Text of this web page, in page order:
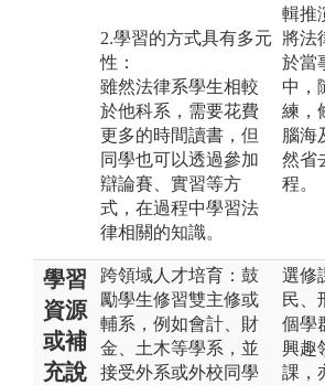
2.學習的方式具有多元
性：
雖然法律系學生相較
於他科系，需要花費
更多的時間讀書，但
同學也可以透過參加
辯論賽、實習等方
式，在過程中學習法
律相關的知識。
輯推
將法
於當
中，
練，
腦海
然省
程。
學習
資源
或補
充說
跨領域人才培育：鼓
勵學生修習雙主修或
輔系，例如會計、財
金、土木等學系，並
接受外系或外校同學
選修
民、
個學
興趣
課，